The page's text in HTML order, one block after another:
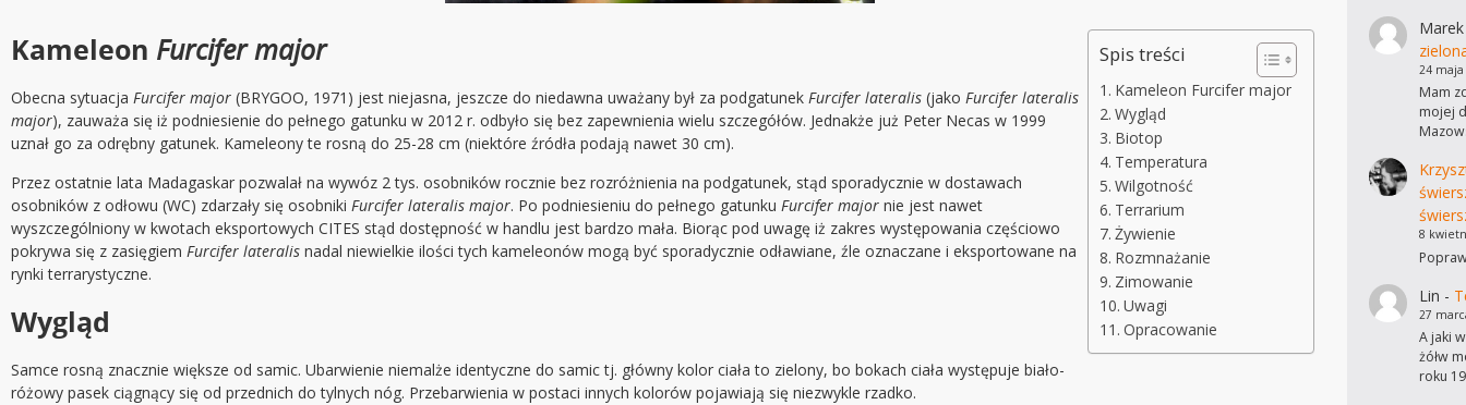
Spis treści
Kameleon Furcifer major
Wygląd
Biotop
Temperatura
Wilgotność
Terrarium
Żywienie
Rozmnażanie
Zimowanie
Uwagi
Opracowanie
Kameleon Furcifer major
Obecna sytuacja Furcifer major (BRYGOO, 1971) jest niejasna, jeszcze do niedawna uważany był za podgatunek Furcifer lateralis (jako Furcifer lateralis
major), zauważa się iż podniesienie do pełnego gatunku w 2012 r. odbyło się bez zapewnienia wielu szczegółów. Jednakże już Peter Necas w 1999
uznał go za odrębny gatunek. Kameleony te rosną do 25-28 cm (niektóre źródła podają nawet 30 cm).
Przez ostatnie lata Madagaskar pozwalał na wywóz 2 tys. osobników rocznie bez rozróżnienia na podgatunek, stąd sporadycznie w dostawach
osobników z odłowu (WC) zdarzały się osobniki Furcifer lateralis major. Po podniesieniu do pełnego gatunku Furcifer major nie jest nawet
wyszczególniony w kwotach eksportowych CITES stąd dostępność w handlu jest bardzo mała. Biorąc pod uwagę iż zakres występowania częściowo
pokrywa się z zasięgiem Furcifer lateralis nadal niewielkie ilości tych kameleonów mogą być sporadycznie odławiane, źle oznaczane i eksportowane na
rynki terrarystyczne.
Wygląd
Samce rosną znacznie większe od samic. Ubarwienie niemalże identyczne do samic tj. główny kolor ciała to zielony, bo bokach ciała występuje biało-
różowy pasek ciągnący się od przednich do tylnych nóg. Przebarwienia w postaci innych kolorów pojawiają się niezwykle rzadko.
Marek
24 maja
Mam
mojej
8
Lin -
27
A jaki
żółw
roku